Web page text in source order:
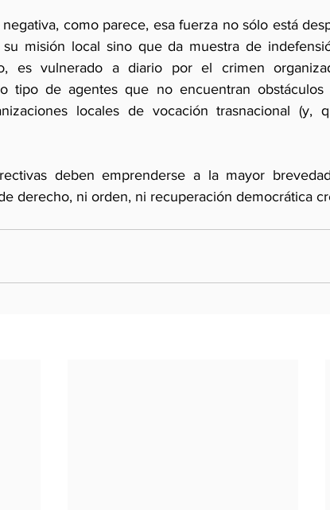
como parece, esa fuerza no sólo está
misión local sino que da muestra de
es vulnerado a diario por el crimen
tipo de agentes que no encuentran
locales de vocación trasnacional (y,
deben emprenderse a la mayor
derecho, ni orden, ni recuperación democrática